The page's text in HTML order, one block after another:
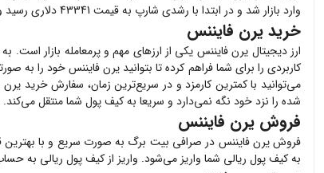
وارد بازار شد و در ابتدا با رشدی شارپ به قیمت 43341 دلاری رسید و چند ماه بعد در میانه سال 2021 توانست سقف قیمتی خود را در 82835 دلار تجربه کند. یرن فایننس اولین ارزی بود که به قیمتی بالاتر از
خرید یرن فایننس
ارز دیجیتال یرن فایننس یکی از ارزهای مهم و پرمعامله بازار است.
کاربردی را برای شما فراهم کرده تا بتوانید یرن فایننسخود را به
می‌توانید با کمترین کارمزد و در سریع‌ترین زمان، سفارش خرید یرن
شده را نزد خود نگه نمی‌دارد و سریعا به کیف پول شما منتقل
فروش یرن فایننس
فروشیرن فایننس در صرافی بیت برگ به صورت سریع و با
به کیف پول ریالی شما واریز می‌شود. واریز از کیف پول ریالی به